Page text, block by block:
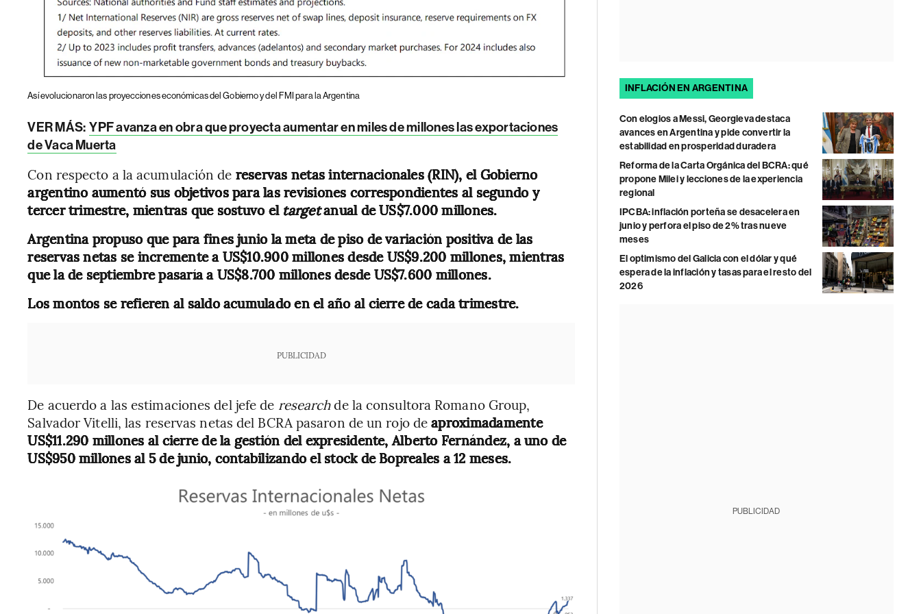
Así evolucionaron las proyecciones económicas del Gobierno y del FMI para la Argentina
VER MÁS: YPF avanza en obra que proyecta aumentar en miles de millones las exportaciones
de Vaca Muerta
Con respecto a la acumulación de reservas netas internacionales (RIN), el Gobierno
argentino aumentó sus objetivos para las revisiones correspondientes al segundo y
tercer trimestre, mientras que sostuvo el targetanual de US$7.000 millones.
Argentina propuso que para fines junio la meta de piso de variación positiva de las
reservas netas se incremente a US$10.900 millones desde US$9.200 millones, mientras
que la de septiembre pasaría a US$8.700 millones desde US$7.600 millones.
Los montos se refieren al saldo acumulado en el año al cierre de cada trimestre.
PUBLICIDAD
De acuerdo a las estimaciones del jefe de researchde la consultora Romano Group,
Salvador Vitelli, las reservas netas del BCRA pasaron de un rojo deaproximadamente
US$11.290 millones al cierre de la gestión del expresidente, Alberto Fernández, a uno de
US$950 millones al 5 de junio, contabilizando el stock de Bopreales a 12 meses.
INFLACIÓN EN ARGENTINA
Con elogios a Messi, Georgieva destaca
avances en Argentina y pide convertir la
estabilidad en prosperidad duradera
Reforma de la Carta Orgánica del BCRA: qué
propone Milei y lecciones de la experiencia
regional
IPCBA: inflación porteña se desacelera en
junio y perfora el piso de 2% tras nueve
meses
El optimismo del Galicia con el dólar y qué
espera de la inflación y tasas para el resto del
2026
PUBLICIDAD